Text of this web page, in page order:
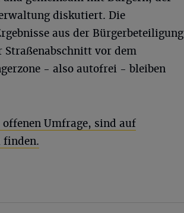
diskutiert. Die
aus der Bürgerbeteiligung
Straßenabschnitt vor dem
- also autofrei - bleiben
Umfrage, sind auf
finden.